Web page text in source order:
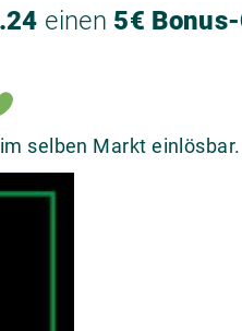
einen 5€
selben Markt einlösbar.